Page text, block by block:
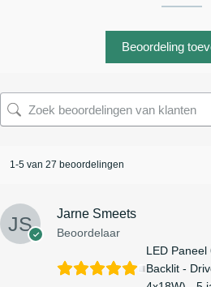
Beoordeling
1-5 van 27 beoordelingen
Jarne Smeets
Beoordelaar
LED
Backlit -